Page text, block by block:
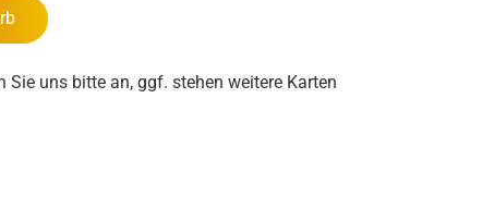
uns bitte an, ggf. stehen weitere Karten